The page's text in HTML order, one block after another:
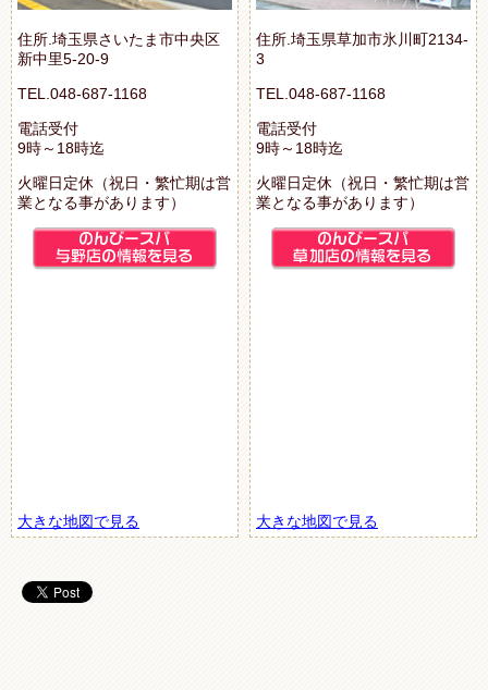
住所.埼玉県さいたま市中央区
新中里5-20-9
TEL.048-687-1168
電話受付
9時～18時迄
火曜日定休（祝日・繁忙期は営
業となる事があります）
大きな地図で見る
住所.埼玉県草加市氷川町2134-
3
TEL.048-687-1168
電話受付
9時～18時迄
火曜日定休（祝日・繁忙期は営
業となる事があります）
大きな地図で見る